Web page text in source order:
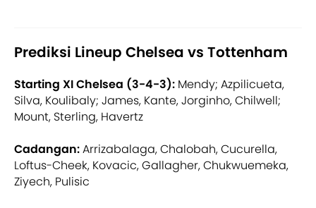
Prediksi Lineup Chelsea vs Tottenham
Starting XI Chelsea (3-4-3): Mendy; Azpilicueta,
Silva, Koulibaly; James, Kante, Jorginho, Chilwell;
Mount, Sterling, Havertz
Cadangan:Arrizabalaga, Chalobah, Cucurella,
Loftus-Cheek, Kovacic, Gallagher, Chukwuemeka,
Ziyech, Pulisic